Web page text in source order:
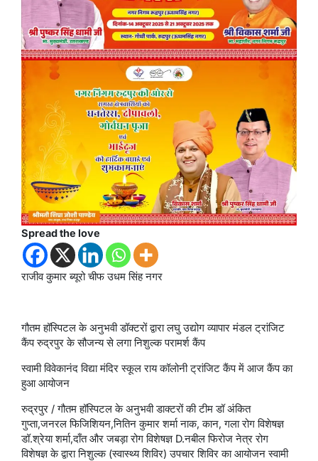
Spread the love
राजीव कुमार ब्यूरो चीफ उधम सिंह नगर
गौतम हॉस्पिटल के अनुभवी डॉक्टरों द्वारा लघु उद्योग व्यापार मंडल ट्रांजिट
कैंप रुद्रपुर के सौजन्य से लगा निशुल्क परामर्श कैंप
स्वामी विवेकानंद विद्या मंदिर स्कूल राय कॉलोनी ट्रांजिट कैंप में आज कैंप का
हुआ आयोजन
रुद्रपुर / गौतम हॉस्पिटल के अनुभवी डाक्टरों की टीम डॉ अंकित
गुप्ता,जनरल फिजिशियन,नितिन कुमार शर्मा नाक, कान, गला रोग विशेषज्ञ
डॉ.श्रेया शर्मा,दाँत और जबड़ा रोग विशेषज्ञ D.नबील फिरोज नेत्र रोग
विशेषज्ञ के द्वारा निशुल्क (स्वास्थ्य शिविर) उपचार शिविर का आयोजन स्वामी